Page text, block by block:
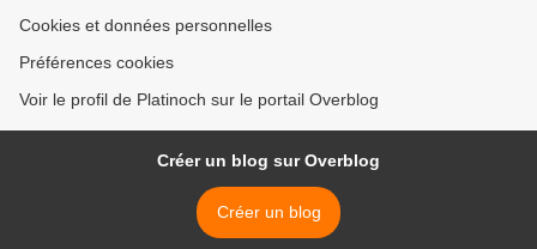
Cookies et données personnelles
Préférences cookies
Voir le profil de Platinoch sur le portail Overblog
Créer un blog sur Overblog
Créer un blog